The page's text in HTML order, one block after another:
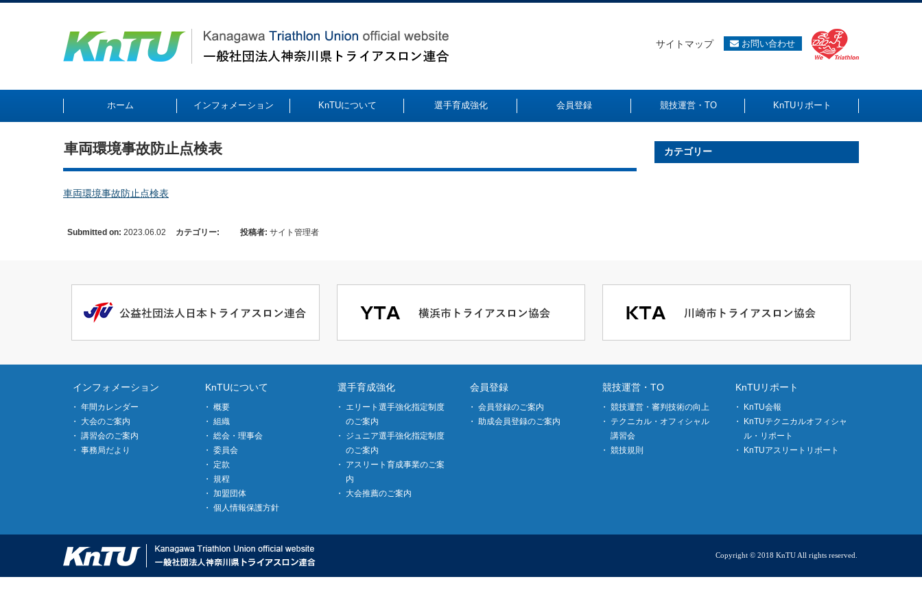
サイトマップ お問い合わせ
ホーム インフォメーション KnTUについて 選手育成強化 会員登録 競技運営・TO KnTUリポート
車両環境事故防止点検表
車両環境事故防止点検表
Submitted on: 2023.06.02 カテゴリー: 投稿者: サイト管理者
カテゴリー
インフォメーション
年間カレンダー
大会のご案内
講習会のご案内
事務局だより
KnTUについて
概要
組織
総会・理事会
委員会
定款
規程
加盟団体
個人情報保護方針
選手育成強化
エリート選手強化指定制度
のご案内
ジュニア選手強化指定制度
のご案内
アスリート育成事業のご案
内
大会推薦のご案内
会員登録
会員登録のご案内
助成会員登録のご案内
競技運営・TO
競技運営・審判技術の向上
テクニカル・オフィシャル
講習会
競技規則
KnTUリポート
KnTU会報
KnTUテクニカルオフィシャ
ル・リポート
KnTUアスリートリポート
Copyright © 2018 KnTU All rights reserved.